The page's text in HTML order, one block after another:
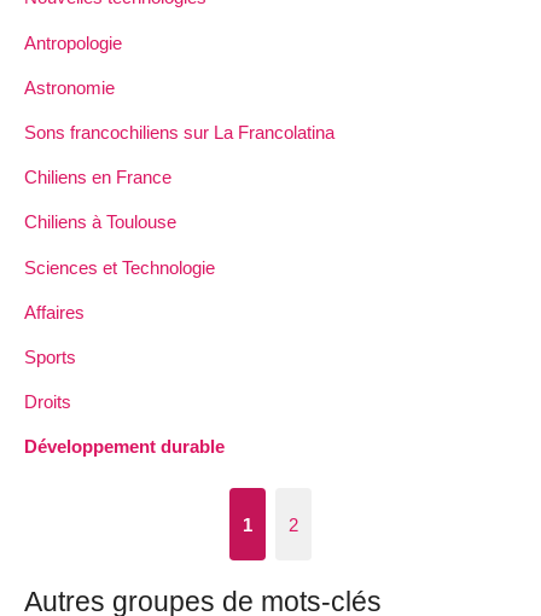
Antropologie
Astronomie
Sons francochiliens sur La Francolatina
Chiliens en France
Chiliens à Toulouse
Sciences et Technologie
Affaires
Sports
Droits
Développement durable
1 2
Autres groupes de mots-clés